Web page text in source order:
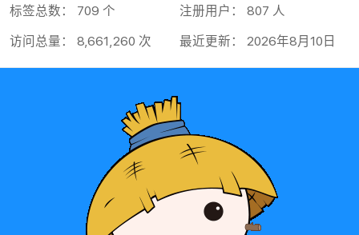
标签总数： 709 个 注册用户： 807 人
访问总量： 8,661,260 次 最近更新： 2026年8月10日